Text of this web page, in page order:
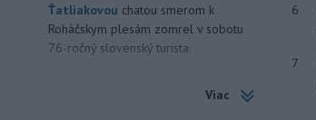
Ťatliakovou chatou smerom k
Roháčskym plesám zomrel v sobotu
76-ročný slovenský turista.
vysokými teplotami platia na
Viac
6
7